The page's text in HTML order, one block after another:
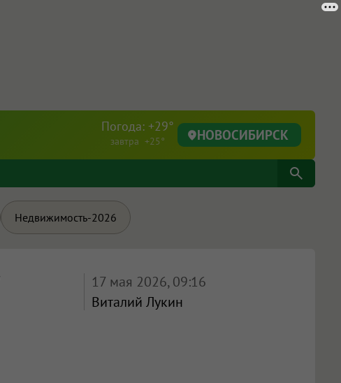
Погода: +29°
завтра +25° НОВОСИБИРСК
Недвижимость-2026
17 мая 2026, 09:16
Виталий Лукин